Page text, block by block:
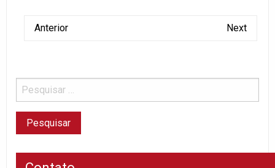
Anterior Next